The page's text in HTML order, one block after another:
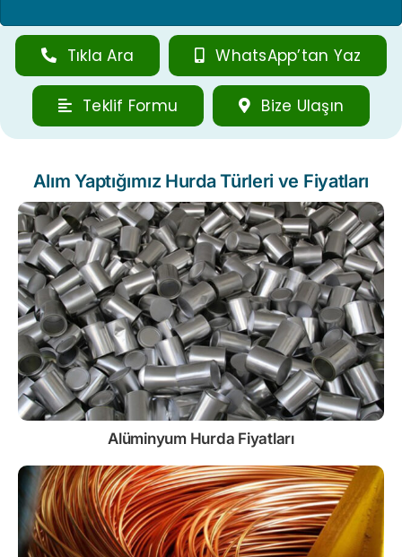
Tıkla Ara WhatsApp’tan Yaz
Teklif Formu Bize Ulaşın
Alım Yaptığımız Hurda Türleri ve Fiyatları
Alüminyum Hurda Fiyatları